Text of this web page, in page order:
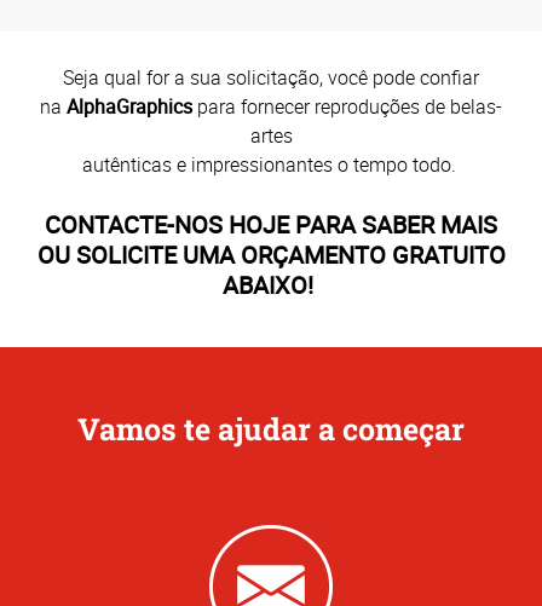
Seja qual for a sua solicitação, você pode confiar
na AlphaGraphics para fornecer reproduções de belas-
artes
autênticas e impressionantes o tempo todo.
CONTACTE-NOS HOJE PARA SABER MAIS
OU SOLICITE UMA ORÇAMENTO GRATUITO
ABAIXO!
Vamos te ajudar a começar